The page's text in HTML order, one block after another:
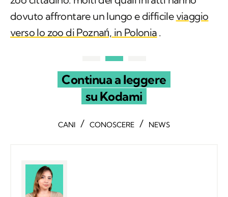
dovuto affrontare un lungo e difficile viaggio
verso lo zoo di Poznań, in Polonia .
Continua a leggere
su Kodami
CANI / CONOSCERE / NEWS